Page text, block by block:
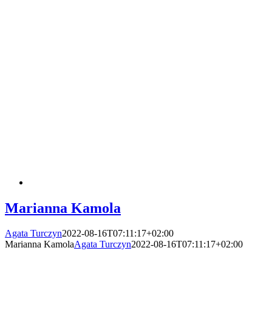
Marianna Kamola
Agata Turczyn2022-08-16T07:11:17+02:00
Marianna KamolaAgata Turczyn2022-08-16T07:11:17+02:00